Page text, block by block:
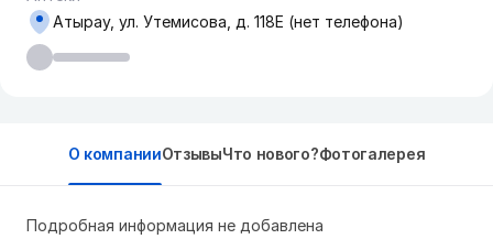
Атырау, ул. Утемисова, д. 118Е (нет телефона)
О компанииОтзывыЧто нового?Фотогалерея
Подробная информация не добавлена